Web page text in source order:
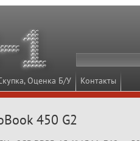
Оценка Б/У Контакты
450 G2